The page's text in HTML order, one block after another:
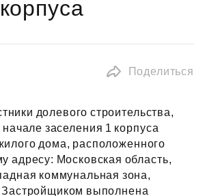
Поделиться
долевого строительства,
заселения 1 корпуса
дома, расположенного
адресу: Московская область,
коммунальная зона,
Застройщиком выполнена